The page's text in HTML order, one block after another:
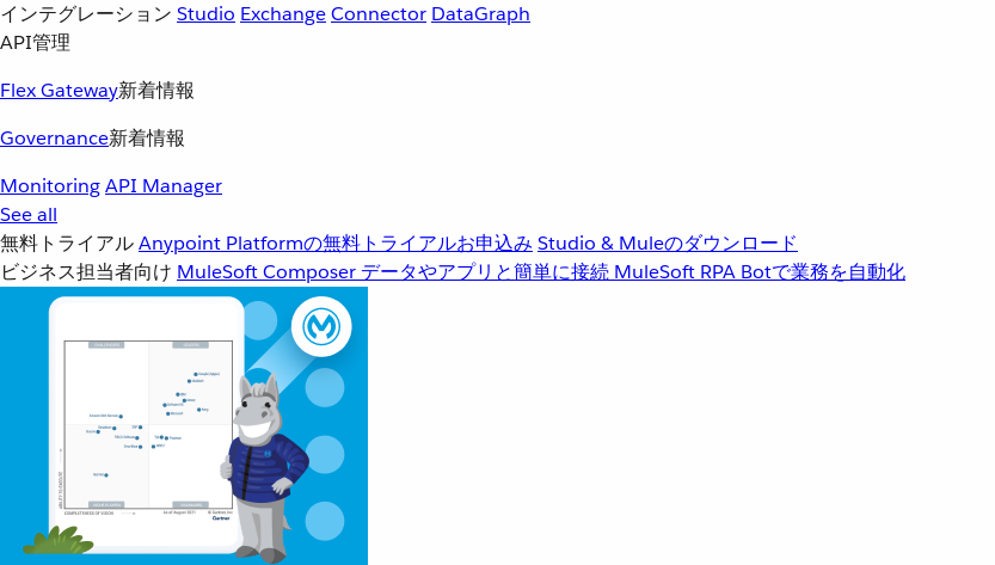
インテグレーション Studio ExchangeConnector DataGraph
API管理
Flex Gateway新着情報
Governance新着情報
MonitoringAPI Manager
See all
無料トライアルAnypoint Platformの無料トライアルお申込み Studio & Muleのダウンロード
ビジネス担当者向け MuleSoft Composer データやアプリと簡単に接続 MuleSoft RPA Botで業務を自動化